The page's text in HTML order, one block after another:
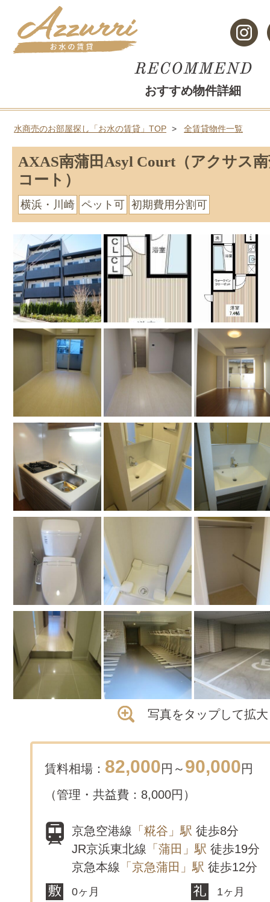
おすすめ物件詳細
水商売のお部屋探し「お水の賃貸」TOP 全賃貸物件一覧
AXAS南蒲田Asyl Court（アクサス
コート）
横浜・川崎 ペット可 初期費用分割可
写真をタップして拡大
賃料相場： 82,000円～ 90,000円
（管理・共益費：8,000円）
京急空港線 「糀谷」駅 徒歩8分
JR京浜東北線 「蒲田」駅 徒歩19分
京急本線 「京急蒲田」駅 徒歩12分
0ヶ月
1ヶ月